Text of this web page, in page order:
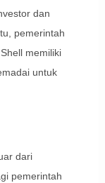
dan
pemerintah
memiliki
untuk
dari
pemerintah